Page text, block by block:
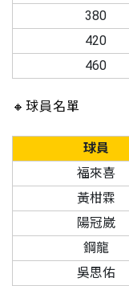
380
420
460
🔸球員名單
球員
福來喜
黃柑霖
陽冠崴
鋼龍
吳思佑